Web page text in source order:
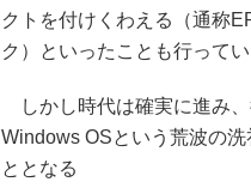
クトを付けくわえる（通称
ク）といったことも行ってい
しかし時代は確実に進み
Windows OSという荒波の洗
ととなる